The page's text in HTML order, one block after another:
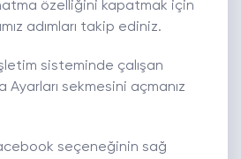
özelliğini kapatmak için
adımları takip ediniz.
sisteminde çalışan
Ayarları sekmesini açmanız
seçeneğinin sağ